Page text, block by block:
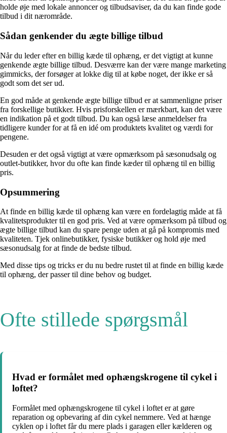
holde øje med lokale annoncer og tilbudsaviser, da du kan finde gode
tilbud i dit nærområde.
Sådan genkender du ægte billige tilbud
Når du leder efter en billig kæde til ophæng, er det vigtigt at kunne
genkende ægte billige tilbud. Desværre kan der være mange marketing
gimmicks, der forsøger at lokke dig til at købe noget, der ikke er så
godt som det ser ud.
En god måde at genkende ægte billige tilbud er at sammenligne priser
fra forskellige butikker. Hvis prisforskellen er mærkbart, kan det være
en indikation på et godt tilbud. Du kan også læse anmeldelser fra
tidligere kunder for at få en idé om produktets kvalitet og værdi for
pengene.
Desuden er det også vigtigt at være opmærksom på sæsonudsalg og
outlet-butikker, hvor du ofte kan finde kæder til ophæng til en billig
pris.
Opsummering
At finde en billig kæde til ophæng kan være en fordelagtig måde at få
kvalitetsprodukter til en god pris. Ved at være opmærksom på tilbud og
ægte billige tilbud kan du spare penge uden at gå på kompromis med
kvaliteten. Tjek onlinebutikker, fysiske butikker og hold øje med
sæsonudsalg for at finde de bedste tilbud.
Med disse tips og tricks er du nu bedre rustet til at finde en billig kæde
til ophæng, der passer til dine behov og budget.
Ofte stillede spørgsmål
Hvad er formålet med ophængskrogene til cykel i
loftet?
Formålet med ophængskrogene til cykel i loftet er at gøre
reparation og opbevaring af din cykel nemmere. Ved at hænge
cyklen op i loftet får du mere plads i garagen eller kælderen og